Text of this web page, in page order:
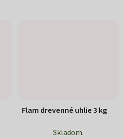
Flam drevenné uhlie 3 kg
Skladom.